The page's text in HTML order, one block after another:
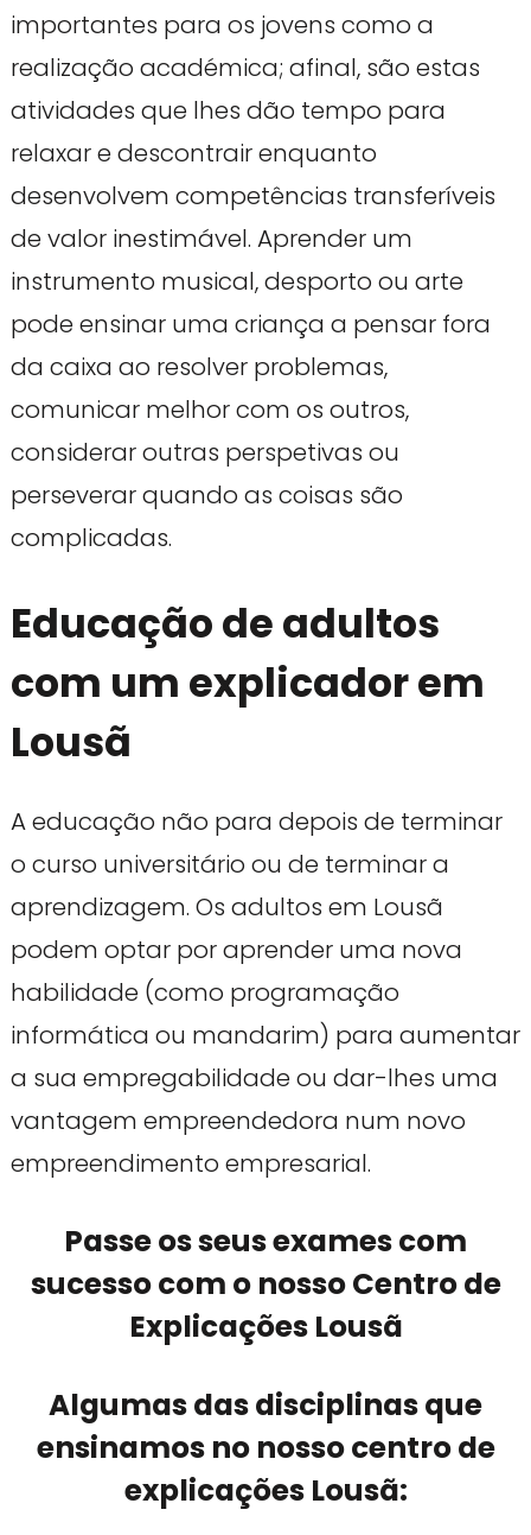
importantes para os jovens como a
realização académica; afinal, são estas
atividades que lhes dão tempo para
relaxar e descontrair enquanto
desenvolvem competências transferíveis
de valor inestimável. Aprender um
instrumento musical, desporto ou arte
pode ensinar uma criança a pensar fora
da caixa ao resolver problemas,
comunicar melhor com os outros,
considerar outras perspetivas ou
perseverar quando as coisas são
complicadas.
Educação de adultos
com um explicador em
Lousã
A educação não para depois de terminar
o curso universitário ou de terminar a
aprendizagem. Os adultos em Lousã
podem optar por aprender uma nova
habilidade (como programação
informática ou mandarim) para aumentar
a sua empregabilidade ou dar-lhes uma
vantagem empreendedora num novo
empreendimento empresarial.
Passe os seus exames com
sucesso com o nosso Centro de
Explicações Lousã
Algumas das disciplinas que
ensinamos no nosso centro de
explicações Lousã: